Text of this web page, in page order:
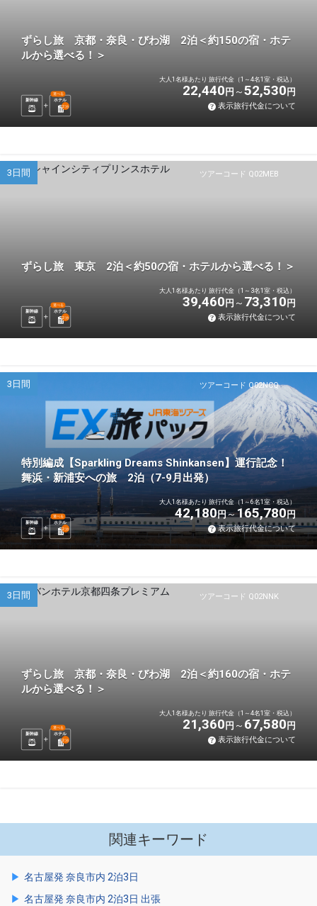
ずらし旅 京都・奈良・びわ湖 2泊＜約150の宿・ホテ
ルから選べる！＞
新幹線 ホテル
選べる
2泊
大人1名様あたり 旅行代金（1～4名1室・税込）
22,440 円 52,530 円
表示旅行代金について
ツアーコード Q02MEB
3日間
ずらし旅 東京 2泊＜約50の宿・ホテルから選べる！＞
新幹線 ホテル
選べる
2泊
大人1名様あたり 旅行代金（1～3名1室・税込）
39,460 円 73,310 円
表示旅行代金について
ツアーコード Q02NCQ
3日間
特別編成【Sparkling Dreams Shinkansen】運行記念！
舞浜・新浦安への旅 2泊（7-9月出発）
新幹線 ホテル
選べる
2泊
大人1名様あたり 旅行代金（1～6名1室・税込）
42,180円 165,780円
表示旅行代金について
ツアーコード Q02NNK
3日間
ずらし旅 京都・奈良・びわ湖 2泊＜約160の宿・ホテ
ルから選べる！＞
新幹線 ホテル
選べる
2泊
大人1名様あたり 旅行代金（1～4名1室・税込）
21,360 円 67,580 円
表示旅行代金について
関連キーワード
名古屋発 奈良市内 2泊3日
名古屋発 奈良市内 2泊3日 出張